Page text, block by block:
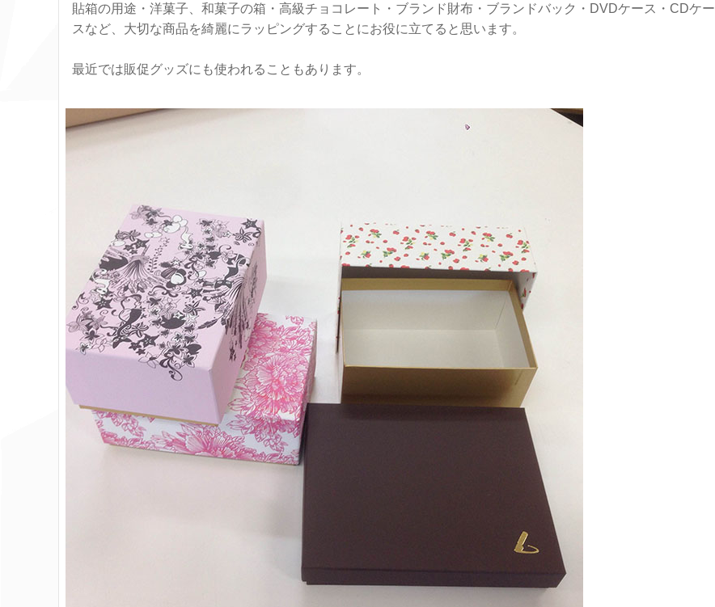
貼箱の用途・洋菓子、和菓子の箱・高級チョコレート・ブランド財布・ブランドバック・DVDケース・CDケー
スなど、大切な商品を綺麗にラッピングすることにお役に立てると思います。
最近では販促グッズにも使われることもあります。